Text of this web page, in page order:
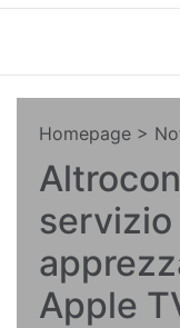
Homepage >
Apple